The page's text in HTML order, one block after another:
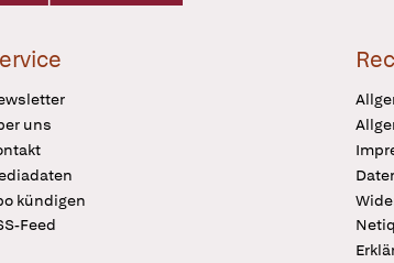
uns
kündigen
Feed